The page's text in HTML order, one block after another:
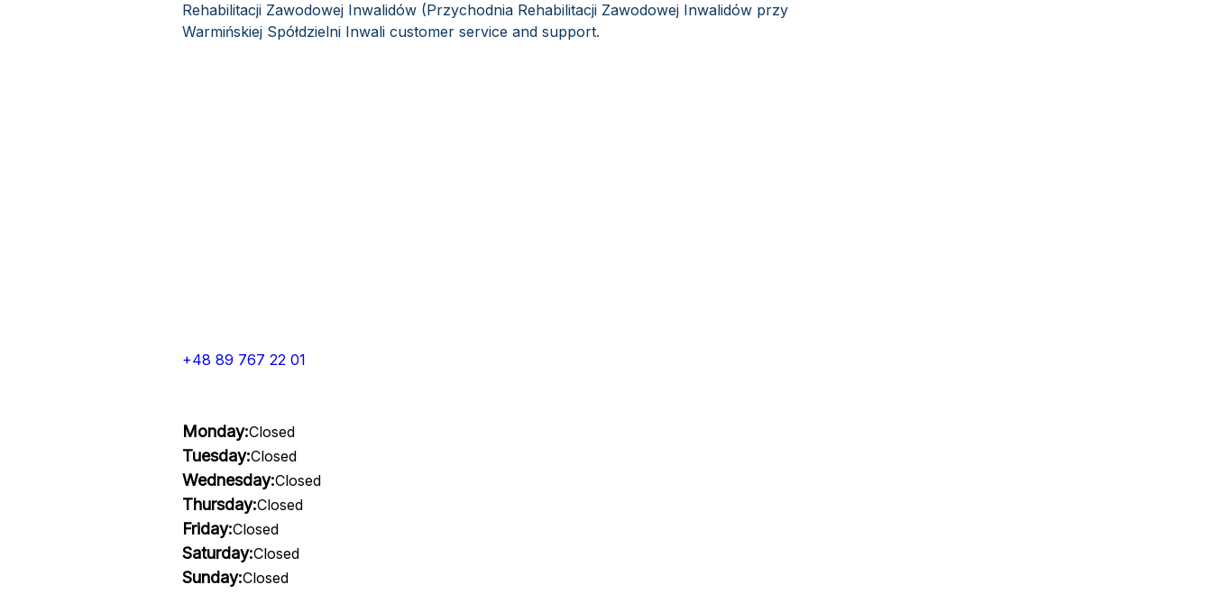
Rehabilitacji Zawodowej Inwalidów (Przychodnia Rehabilitacji Zawodowej Inwalidów przy
Warmińskiej Spółdzielni Inwali customer service and support.
+48 89 767 22 01
Monday:Closed
Tuesday:Closed
Wednesday:Closed
Thursday:Closed
Friday:Closed
Saturday:Closed
Sunday:Closed